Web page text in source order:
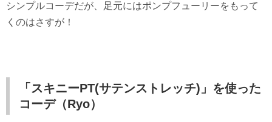
シンプルコーデだが、足元にはポンプフューリーをもって
くのはさすが！
「スキニーPT(サテンストレッチ)」を使った
コーデ（Ryo）